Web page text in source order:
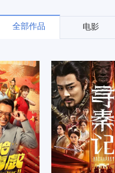
全部作品 电影